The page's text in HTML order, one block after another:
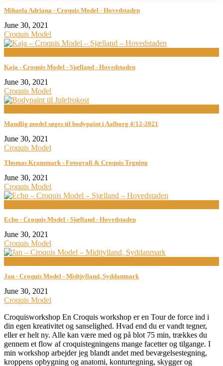
Mihaela Adriana - Croquis Model - Hovedstaden
June 30, 2021
Croquis Model
Kaja - Croquis Model - Sjælland - Hovedstaden
June 30, 2021
Croquis Model
Mandlig model søges til bodypaint i Aalborg 4/12-2021
June 30, 2021
Croquis Model
Thomas Krammark - Fotografi & Croquis Tegning
June 30, 2021
Croquis Model
Echo - Croquis Model - Sjælland - Hovedstaden
June 30, 2021
Croquis Model
Jan - Croquis Model - Midtjylland, Syddanmark
June 30, 2021
Croquis Model
Croquisworkshop En Croquis workshop er en Tour de force ind i
din egen kreativitet og sanselighed. Hvad end du er vandt tegner,
eller er helt ny. Alle kan være med og på blot 75 min, trækkes du
gennem et flow af croquistegningens mange facetter og tilgange. I
min workshop arbejder jeg blandt andet med bevægelsestegning,
kroppens opbygning og anatomi, konturtegning, skygger og